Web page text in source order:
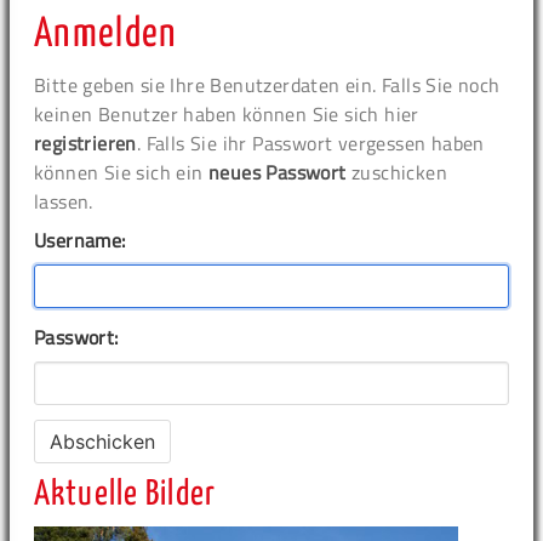
Anmelden
Bitte geben sie Ihre Benutzerdaten ein. Falls Sie noch
keinen Benutzer haben können Sie sich hier
registrieren. Falls Sie ihr Passwort vergessen haben
können Sie sich ein neues Passwort zuschicken
lassen.
Username:
Passwort:
Aktuelle Bilder